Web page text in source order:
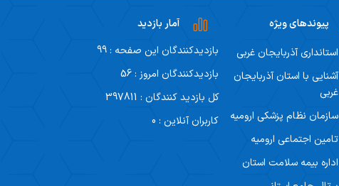
پیوندهای ویژه
استانداری آذربایجان غربی
آشنایی با استان آذربایجان
غربی
سازمان نظام پزشکی ارومیه
تامین اجتماعی ارومیه
اداره بیمه سلامت استان
آمار بازدید
بازدیدکنندگان این صفحه : 99
بازدیدکنندگان امروز : 56
کل بازدید کنندگان : 397811
کاربران آنلاین : 0